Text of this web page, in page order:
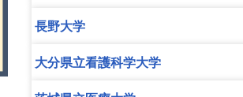
長野大学
大分県立看護科学大学